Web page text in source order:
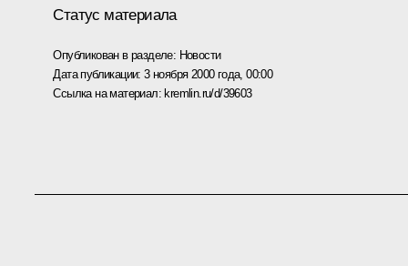
Статус материала
Опубликован в разделе: Новости
Дата публикации:3 ноября 2000 года, 00:00
Ссылка на материал:kremlin.ru/d/39603